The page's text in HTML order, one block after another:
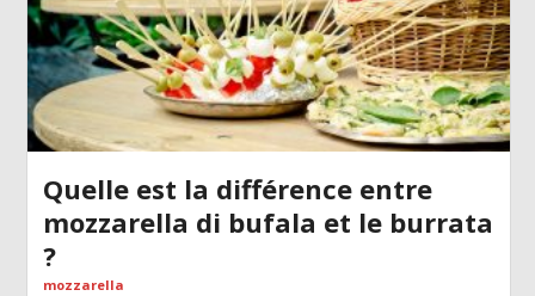
Quelle est la différence entre
mozzarella di bufala et le burrata
?
mozzarella